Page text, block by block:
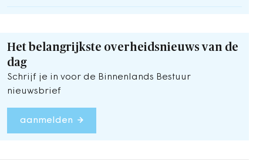
Het belangrijkste overheidsnieuws van de
dag
Schrijf je in voor de Binnenlands Bestuur
nieuwsbrief
aanmelden